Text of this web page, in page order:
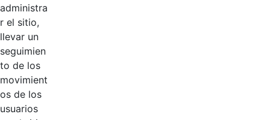
administra
r el sitio,
llevar un
seguimien
to de los
movimient
os de los
usuarios